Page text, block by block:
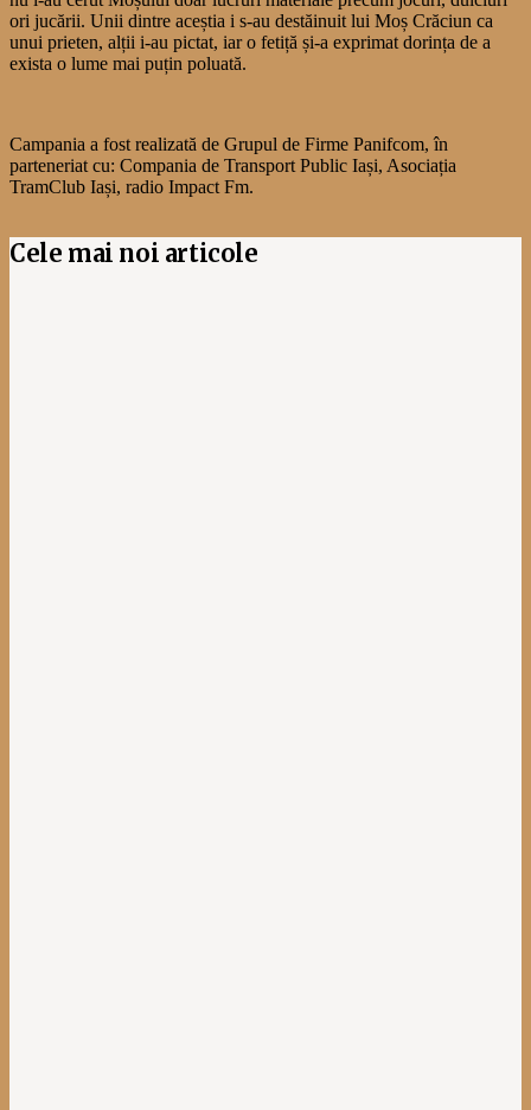
ori jucării. Unii dintre aceștia i s-au destăinuit lui Moș Crăciun ca
unui prieten, alții i-au pictat, iar o fetiță și-a exprimat dorința de a
exista o lume mai puțin poluată.
Campania a fost realizată de Grupul de Firme Panifcom, în
parteneriat cu: Compania de Transport Public Iași, Asociația
TramClub Iași, radio Impact Fm.
Cele mai noi articole